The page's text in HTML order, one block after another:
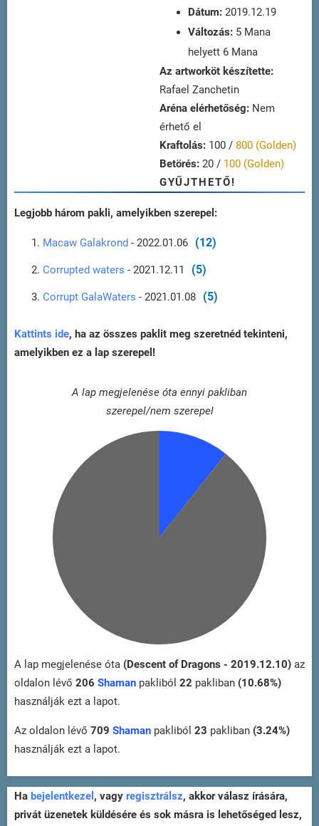
Dátum: 2019.12.19
Változás: 5 Mana
helyett 6 Mana
Az artworköt készítette:
Rafael Zanchetin
Aréna elérhetőség: Nem
érhető el
Kraftolás: 100 / 800 (Golden)
Betörés: 20 / 100 (Golden)
GYŰJTHETŐ!
Legjobb három pakli, amelyikben szerepel:
Macaw Galakrond - 2022.01.06 (12)
Corrupted waters - 2021.12.11 (5)
Corrupt GalaWaters - 2021.01.08 (5)
Kattints ide, ha az összes paklit meg szeretnéd tekinteni,
amelyikben ez a lap szerepel!
A lap megjelenése óta ennyi pakliban
szerepel/nem szerepel
A lap megjelenése óta (Descent of Dragons - 2019.12.10) az
oldalon lévő 206 Shaman pakliból 22 pakliban (10.68%)
használják ezt a lapot.
Az oldalon lévő 709 Shaman pakliból 23 pakliban (3.24%)
használják ezt a lapot.
Ha bejelentkezel , vagy regisztrálsz, akkor válasz írására,
privát üzenetek küldésére és sok másra is lehetőséged lesz,